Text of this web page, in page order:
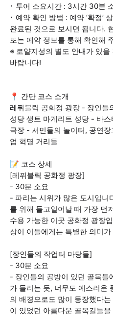
･ 투어 소요시간 : 3시간 30분
･ 예약 확인 방법 : 예약 ‘확정’
완료된 것으로 보시면 됩니다.
또는 예약 정보를 통해 확인해
※ 로얄지성의 별도 안내가 있
바랍니다!
📍 간단 코스 소개
레퓌블릭 공화정 광장 - 장인들
성당 생트 마게리트 성당 - 바
극장 - 서민들의 놀이터, 공연
업 혁명 거리들
📝 코스 상세
[레퓌블릭 공화정 광장]
- 30분 소요
- 파리는 시위가 많은 도시입니
를 위해 들고일어날 때 가장 먼
수용 가능한 이곳 공화정 광장
상이 이들에게는 특별한 의미가
[장인들의 작업터 마당들]
- 30분 소요
- 장인들의 공방이 있던 골목들
가 들리는 듯, 너무도 예스러운
의 배경으로도 많이 등장했다
이 있었던 아름다운 골목길들